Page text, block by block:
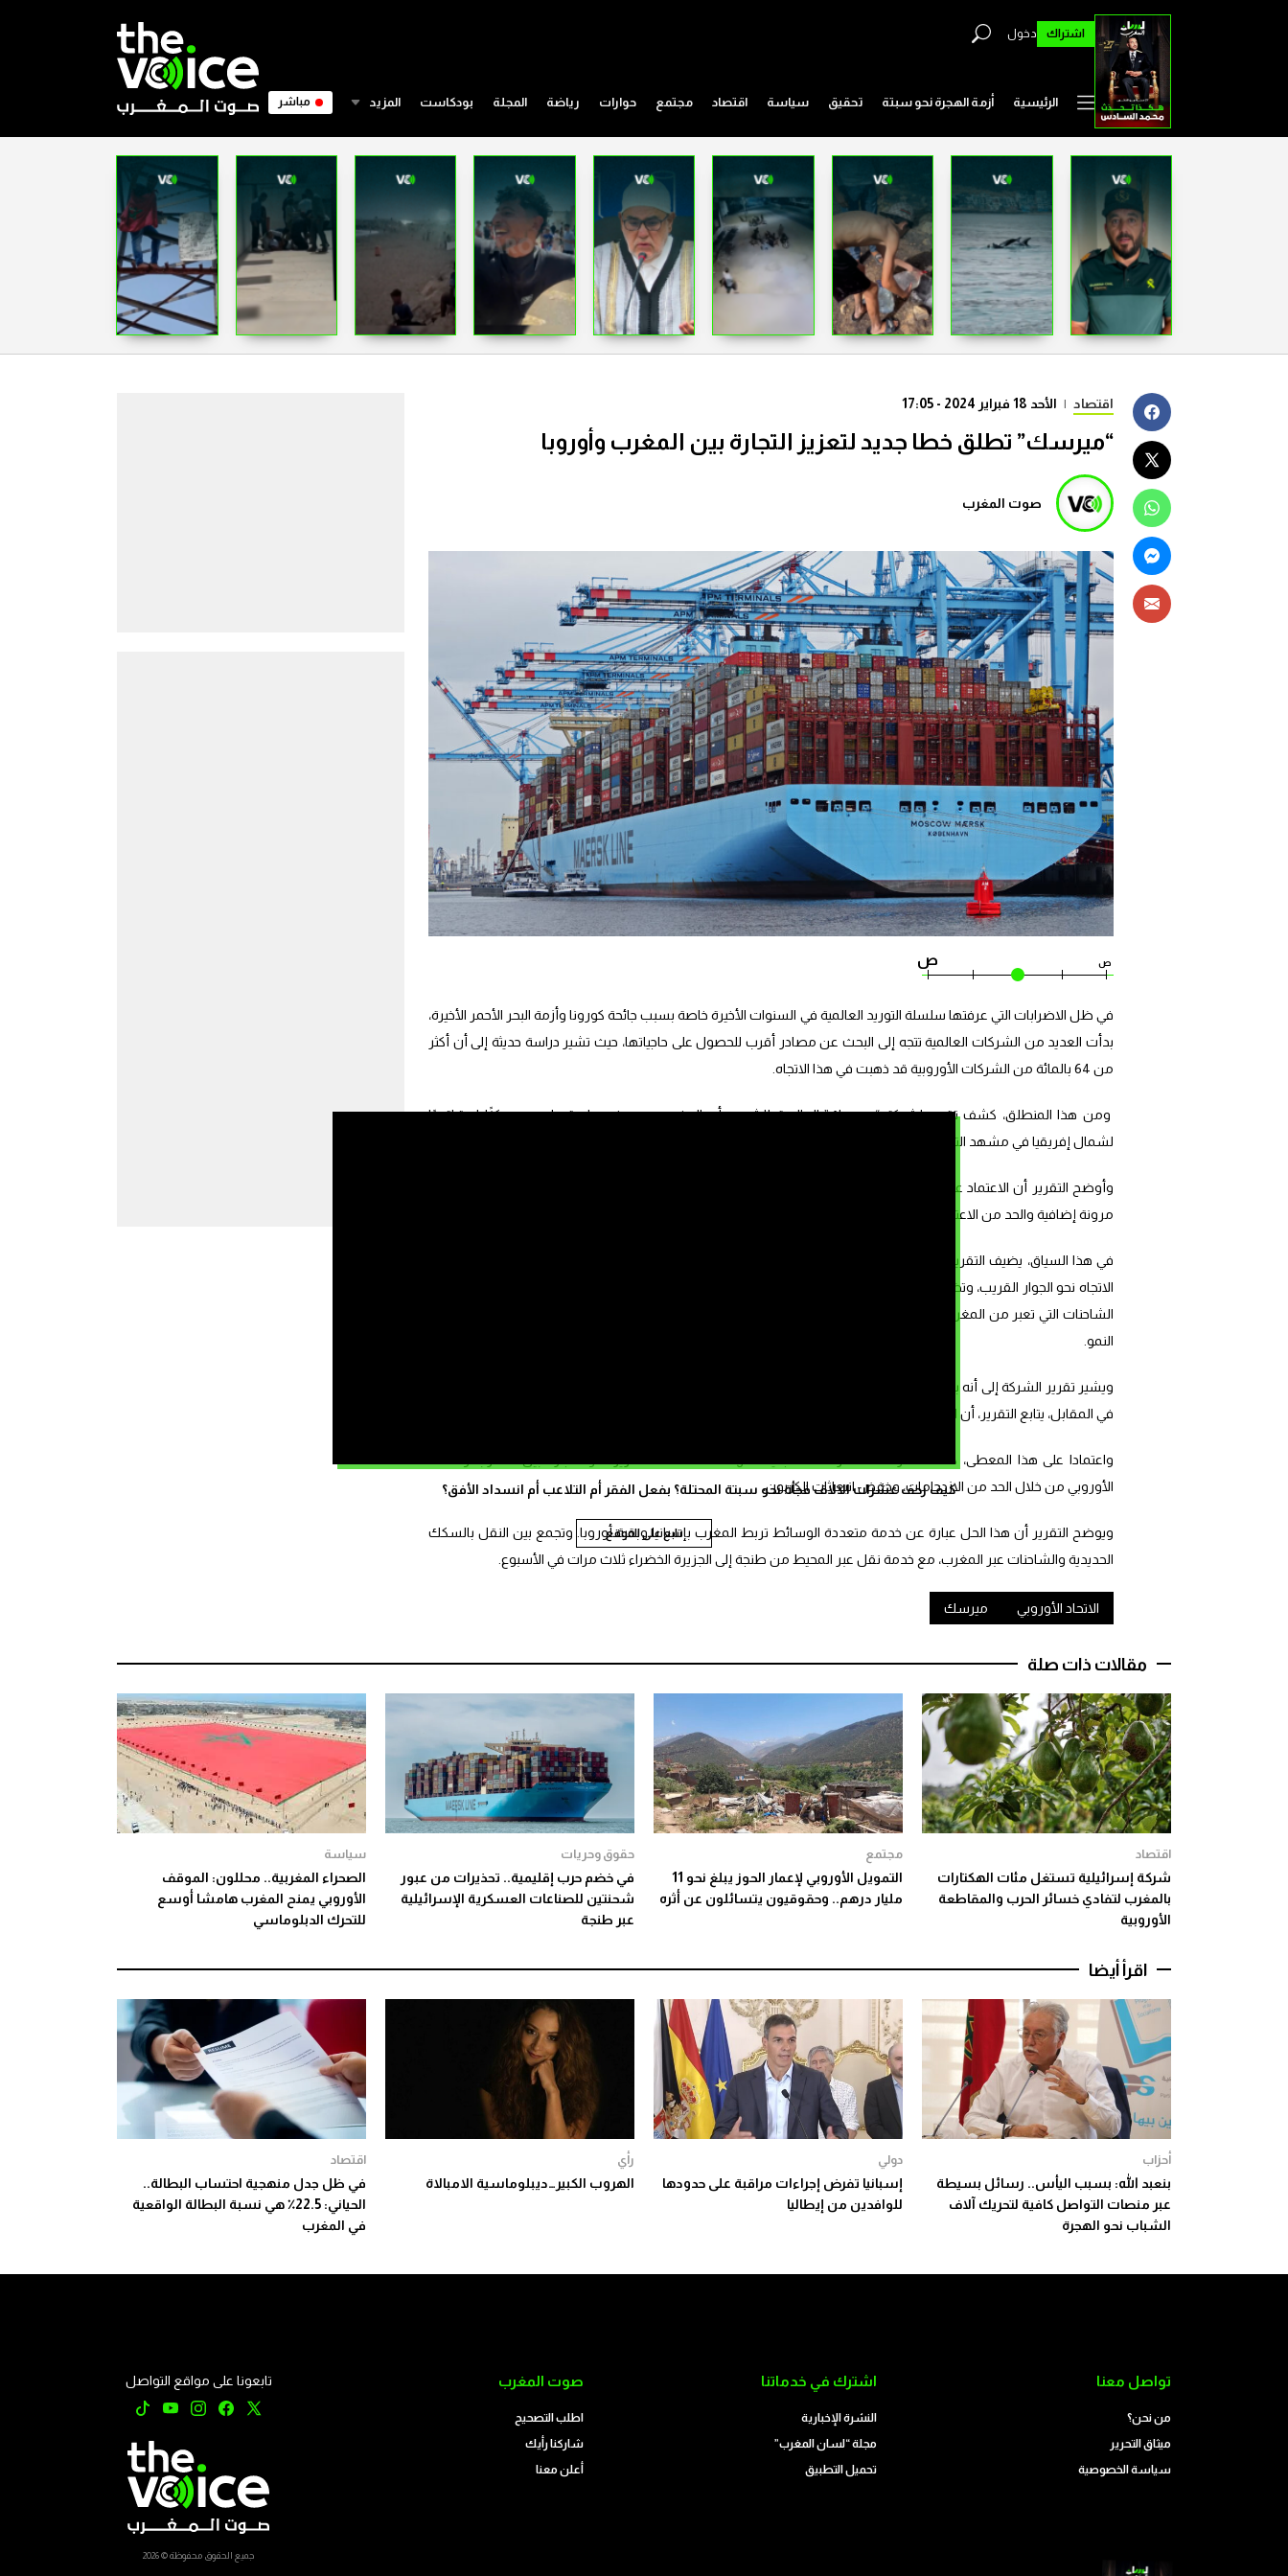
اشتراك دخول
الرئيسية أزمة الهجرة نحو سبتة تحقيق سياسة اقتصاد مجتمع حوارات رياضة المجلة بودكاست المزيد مباشر
كيف زحف عشرات الالاف فجأة نحو سبتة المحتلة؟ بفعل الفقر أم التلاعب أم انسداد الأفق؟
تابع على الموقع
اقتصاد | الأحد 18 فبراير 2024 - 17:05
“ميرسك” تطلق خطا جديد لتعزيز التجارة بين المغرب وأوروبا
صوت المغرب
ص ص
في ظل الاضرابات التي عرفتها سلسلة التوريد العالمية في السنوات الأخيرة خاصة بسبب جائحة كورونا وأزمة البحر الأحمر الأخيرة،
بدأت العديد من الشركات العالمية تتجه إلى البحث عن مصادر أقرب للحصول على حاجياتها، حيث تشير دراسة حديثة إلى أن أكثر
من 64 بالمائة من الشركات الأوروبية قد ذهبت في هذا الاتجاه.
ومن هذا المنطلق، كشف تقرير لشركة “مريسك” العالمية للشحن، أن المغرب يسير في طريقه ليصبح مركزًا استراتيجيًا
لشمال إفريقيا في مشهد التجارة العالمية، حيث يفرض نفسه بقوة كمصدر بديل ل4 بالمائة من الشركات الأوروبية.
وأوضح التقرير أن الاعتماد على المغرب في هذا الجانب “يتجاوز مجرد تقصير سلاسل التوريد لهاته الشركات، يل يشمل أيضا
مرونة إضافية والحد من الاعتماد على مصدر واحد للمواد”.
في هذا السياق، يضيف التقرير نقلا عن “إميليو دي لا كروز” المدير العام لجنوب غرب أوروبا في الشركة، “لقد شهدنا استمرار
الاتجاه نحو الجوار القريب، وتظهر الشركات الأوروبية رغبة متزايدة في التجارة مع المغرب ودول أفريقية أخرى. حيث وصل عدد
الشاحنات التي تعبر من المغرب إلى إسبانيا وفرنسا إلى نمو مزدوج الرقم”، مشيرا إلى أن خدمات الشحن لا زالت لم تواكب هذا
النمو.
في المقابل، يتابع التقرير، أن البنية التحتية الحالية توفر إمكانية ربط جنوب البلاد بميناء طنجة المتوسط.
الأوروبي من خلال الحد من الازدحامات، وخفض انبعاثات الكربون،
ويوضح التقرير أن هذا الحل عبارة عن خدمة متعددة الوسائط تربط المغرب بإسبانيا وبقية أوروبا. وتجمع بين النقل بالسكك
الحديدية والشاحنات عبر المغرب، مع خدمة نقل عبر المحيط من طنجة إلى الجزيرة الخضراء ثلاث مرات في الأسبوع.
الاتحاد الأوروبي ميرسك
مقالات ذات صلة
اقتصاد
شركة إسرائيلية تستغل مئات الهكتارات
بالمغرب لتفادي خسائر الحرب والمقاطعة
الأوروبية
مجتمع
التمويل الأوروبي لإعمار الحوز يبلغ نحو 11
مليار درهم.. وحقوقيون يتسائلون عن أثره
حقوق وحريات
في خضم حرب إقليمية.. تحذيرات من عبور
شحنتين للصناعات العسكرية الإسرائيلية
عبر طنجة
سياسة
الصحراء المغربية.. محللون: الموقف
الأوروبي يمنح المغرب هامشا أوسع
للتحرك الدبلوماسي
اقرأ أيضا
أحزاب
بنعبد الله: بسبب اليأس.. رسائل بسيطة
عبر منصات التواصل كافية لتحريك آلاف
الشباب نحو الهجرة
دولي
إسبانيا تفرض إجراءات مراقبة على حدودها
للوافدين من إيطاليا
رأي
الهروب الكبير…ديبلوماسية الامبالاة
اقتصاد
في ظل جدل منهجية احتساب البطالة..
الحياني: 22.5٪ هي نسبة البطالة الواقعية
في المغرب
تواصل معنا
من نحن؟
ميثاق التحرير
سياسة الخصوصية
اشترك في خدماتنا
النشرة الإخبارية
مجلة “لسان المغرب”
تحميل التطبيق
صوت المغرب
اطلب التصحيح
شاركنا رأيك
أعلن معنا
تابعونا على مواقع التواصل
جميع الحقوق محفوظة © 2026